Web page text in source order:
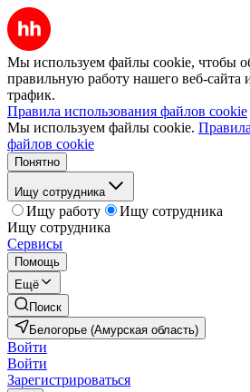
Мы используем файлы cookie, чтобы
правильную работу нашего веб-сайта
трафик.
Правила использования файлов cookie
Мы используем файлы cookie.
файлов cookie
Понятно
Ищу сотрудника
Ищу работу
Ищу сотрудника
Ищу сотрудника
Сервисы
Помощь
Ещё
Поиск
Белогорье (Амурская область)
Войти
Войти
Зарегистрироваться